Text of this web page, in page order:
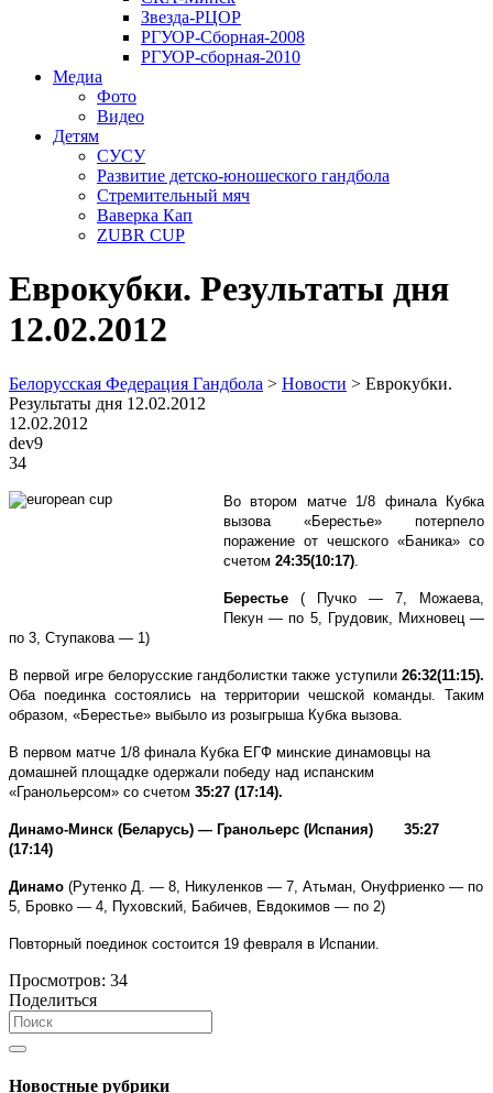
Звезда-РЦОР
РГУОР-Сборная-2008
РГУОР-сборная-2010
Медиа
Фото
Видео
Детям
СУСУ
Развитие детско-юношеского гандбола
Стремительный мяч
Ваверка Кап
ZUBR CUP
Eврокубки. Результаты дня
12.02.2012
Белорусская Федерация Гандбола > Новости > Eврокубки.
Результаты дня 12.02.2012
12.02.2012
dev9
34
Во втором матче 1/8 финала Кубка
вызова «Берестье» потерпело
поражение от чешского «Баника» со
счетом 24:35(10:17)
Берестье ( Пучко — 7, Можаева,
Пекун — по 5, Грудовик, Михновец —
по 3, Ступакова — 1)
В первой игре белорусские гандболистки также уступили 26:32(11:15).
Оба поединка состоялись на территории чешской команды. Таким
образом, «Берестье» выбыло из розыгрыша Кубка вызова.
В первом матче 1/8 финала Кубка ЕГФ минские динамовцы на
домашней площадке одержали победу над испанским
«Гранольерсом» со счетом 35:27 (17:14).
Динамо-Минск (Беларусь) — Гранольерс (Испания) 35:27
(17:14)
Динамо (Рутенко Д. — 8, Никуленков — 7, Атьман, Онуфриенко — по
5, Бровко — 4, Пуховский, Бабичев, Евдокимов — по 2)
Повторный поединок состоится 19 февраля в Испании.
Просмотров: 34
Поделиться
Новостные рубрики